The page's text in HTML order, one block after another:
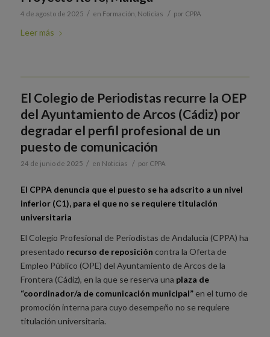
4 de agosto de 2025 / en Formación Noticias / por CPPA
Leer más
El Colegio de Periodistas recurre la OEP
del Ayuntamiento de Arcos (Cádiz) por
degradar el perfil profesional de un
puesto de comunicación
24 de junio de 2025 / en Noticias / por CPPA
El CPPA denuncia que el puesto se ha adscrito a un nivel
inferior (C1), para el que no se requiere titulación
universitaria
El Colegio Profesional de Periodistas de Andalucía (CPPA) ha
presentado recurso de reposición contra la Oferta de
Empleo Público (OPE) del Ayuntamiento de Arcos de la
Frontera (Cádiz), en la que se reserva una plaza de
“coordinador/a de comunicación municipal”en el turno de
promoción interna para cuyo desempeño no se requiere
titulación universitaria.